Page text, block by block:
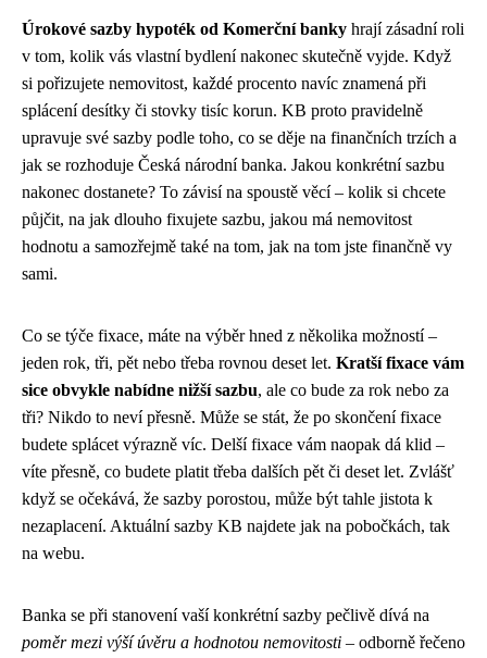
Úrokové sazby hypoték od Komerční banky hrají zásadní roli
v tom, kolik vás vlastní bydlení nakonec skutečně vyjde. Když
si pořizujete nemovitost, každé procento navíc znamená při
splácení desítky či stovky tisíc korun. KB proto pravidelně
upravuje své sazby podle toho, co se děje na finančních trzích a
jak se rozhoduje Česká národní banka. Jakou konkrétní sazbu
nakonec dostanete? To závisí na spoustě věcí – kolik si chcete
půjčit, na jak dlouho fixujete sazbu, jakou má nemovitost
hodnotu a samozřejmě také na tom, jak na tom jste finančně vy
sami.
Co se týče fixace, máte na výběr hned z několika možností –
jeden rok, tři, pět nebo třeba rovnou deset let. Kratší fixace vám
sice obvykle nabídne nižší sazbu, ale co bude za rok nebo za
tři? Nikdo to neví přesně. Může se stát, že po skončení fixace
budete splácet výrazně víc. Delší fixace vám naopak dá klid –
víte přesně, co budete platit třeba dalších pět či deset let. Zvlášť
když se očekává, že sazby porostou, může být tahle jistota k
nezaplacení. Aktuální sazby KB najdete jak na pobočkách, tak
na webu.
Banka se při stanovení vaší konkrétní sazby pečlivě dívá na
poměr mezi výší úvěru a hodnotou nemovitosti – odborně řečeno